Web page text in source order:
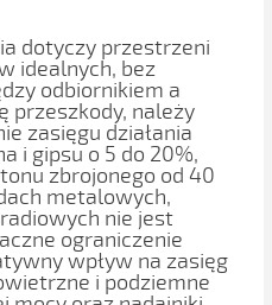
dotyczy przestrzeni
idealnych, bez
odbiornikiem a
przeszkody, należy
zasięgu działania
i gipsu o 5 do 20%,
zbrojonego od 40
metalowych,
nie jest
ograniczenie
wpływ na zasięg
i podziemne